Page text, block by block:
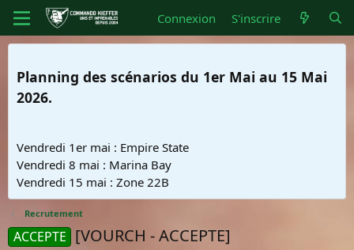
Connexion S'inscrire
Planning des scénarios du 1er Mai au 15 Mai
2026.
Vendredi 1er mai : Empire State
Vendredi 8 mai : Marina Bay
Vendredi 15 mai : Zone 22B
Recrutement
ACCEPTE [VOURCH - ACCEPTE]